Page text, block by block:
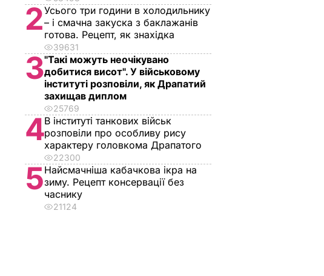
2Усього три години в холодильнику
– і смачна закуска з баклажанів
готова. Рецепт, як знахідка
39631
3"Такі можуть неочікувано
добитися висот". У військовому
інституті розповіли, як Драпатий
захищав диплом
25769
4В інституті танкових військ
розповіли про особливу рису
характеру головкома Драпатого
22300
5Найсмачніша кабачкова ікра на
зиму. Рецепт консервації без
часнику
21124